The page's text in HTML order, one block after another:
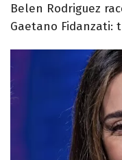
Belen Rodriguez
Gaetano Fidanzati: